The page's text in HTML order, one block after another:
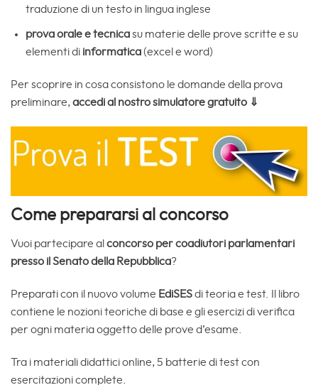
traduzione di un testo in lingua inglese
prova orale e tecnicasu materie delle prove scritte e su
elementi di informatica(excel e word)
Per scoprire in cosa consistono le domande della prova
preliminare, accedi al nostro simulatore gratuito ⇓
Come prepararsi al concorso
Vuoi partecipare al concorso per coadiutori parlamentari
presso il Senato della Repubblica?
Preparati con il nuovo volume EdiSESdi teoria e test. Il libro
contiene le nozioni teoriche di base e gli esercizi di verifica
per ogni materia oggetto delle prove d’esame.
Tra i materiali didattici online, 5 batterie di test con
esercitazioni complete.